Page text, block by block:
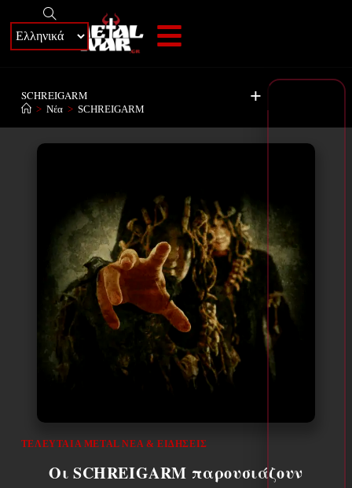
+
SCHREIGARM
> Νέα > SCHREIGARM
ΤΕΛΕΥΤΑΊΑ METAL ΝΈΑ & EΙΔΉΣΕΙΣ
Οι SCHREIGARM παρουσιάζουν